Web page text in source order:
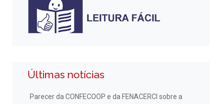
Últimas notícias
Parecer da CONFECOOP e da FENACERCI sobre a